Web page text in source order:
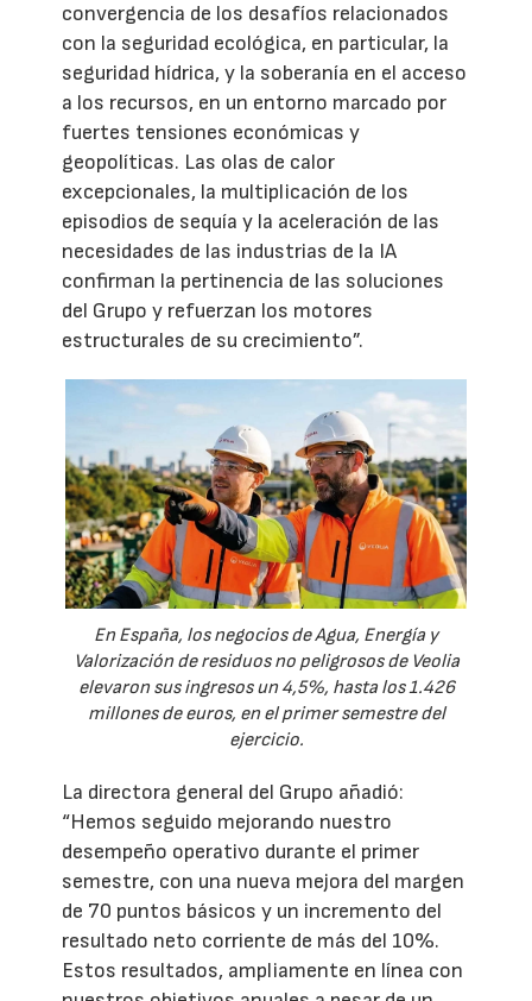
convergencia de los desafíos relacionados
con la seguridad ecológica, en particular, la
seguridad hídrica, y la soberanía en el acceso
a los recursos, en un entorno marcado por
fuertes tensiones económicas y
geopolíticas. Las olas de calor
excepcionales, la multiplicación de los
episodios de sequía y la aceleración de las
necesidades de las industrias de la IA
confirman la pertinencia de las soluciones
del Grupo y refuerzan los motores
estructurales de su crecimiento”.
En España, los negocios de Agua, Energía y
Valorización de residuos no peligrosos de Veolia
elevaron sus ingresos un 4,5%, hasta los 1.426
millones de euros, en el primer semestre del
ejercicio.
La directora general del Grupo añadió:
“Hemos seguido mejorando nuestro
desempeño operativo durante el primer
semestre, con una nueva mejora del margen
de 70 puntos básicos y un incremento del
resultado neto corriente de más del 10%.
Estos resultados, ampliamente en línea con